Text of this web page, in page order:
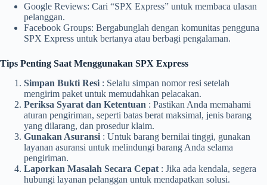
Google Reviews: Cari “SPX Express” untuk membaca ulasan
pelanggan.
Facebook Groups: Bergabunglah dengan komunitas pengguna
SPX Express untuk bertanya atau berbagi pengalaman.
Tips Penting Saat Menggunakan SPX Express
Simpan Bukti Resi : Selalu simpan nomor resi setelah
mengirim paket untuk memudahkan pelacakan.
Periksa Syarat dan Ketentuan : Pastikan Anda memahami
aturan pengiriman, seperti batas berat maksimal, jenis barang
yang dilarang, dan prosedur klaim.
Gunakan Asuransi : Untuk barang bernilai tinggi, gunakan
layanan asuransi untuk melindungi barang Anda selama
pengiriman.
Laporkan Masalah Secara Cepat : Jika ada kendala, segera
hubungi layanan pelanggan untuk mendapatkan solusi.